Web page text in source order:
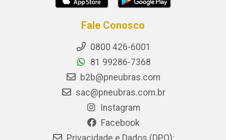
Fale Conosco
0800 426-6001
81 99286-7368
b2b@pneubras.com
sac@pneubras.com.br
Instagram
Facebook
Privacidade e Dados (DPO):